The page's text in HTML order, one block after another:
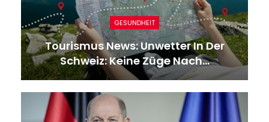
GESUNDHEIT
Tourismus News: Unwetter In Der
Schweiz: Keine Züge Nach…